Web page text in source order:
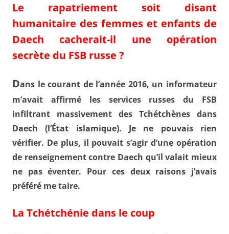
Le rapatriement soit disant
humanitaire des femmes et enfants de
Daech cacherait-il une opération
secrète du FSB russe ?
Dans le courant de l’année 2016, un informateur
m’avait affirmé les services russes du FSB
infiltrant massivement des Tchétchènes dans
Daech (l’État islamique). Je ne pouvais rien
vérifier. De plus, il pouvait s’agir d’une opération
de renseignement contre Daech qu’il valait mieux
ne pas éventer. Pour ces deux raisons j’avais
préféré me taire.
La Tchétchénie dans le coup